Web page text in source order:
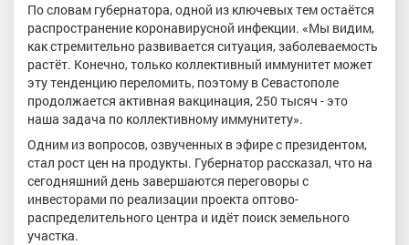
По словам губернатора, одной из ключевых тем остаётся
распространение коронавирусной инфекции. «Мы видим,
как стремительно развивается ситуация, заболеваемость
растёт. Конечно, только коллективный иммунитет может
эту тенденцию переломить, поэтому в Севастополе
продолжается активная вакцинация, 250 тысяч - это
наша задача по коллективному иммунитету».
Одним из вопросов, озвученных в эфире с президентом,
стал рост цен на продукты. Губернатор рассказал, что на
сегодняшний день завершаются переговоры с
инвесторами по реализации проекта оптово-
распределительного центра и идёт поиск земельного
участка.